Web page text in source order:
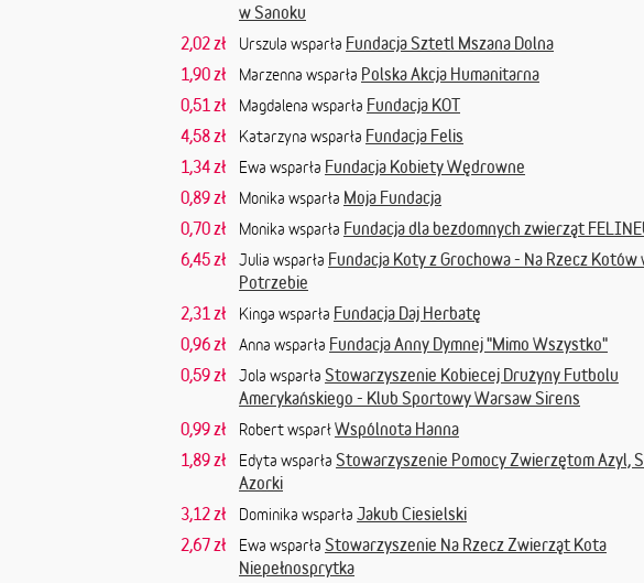
w Sanoku
2,02 zł
Urszula wsparła Fundacja Sztetl Mszana Dolna
1,90 zł
Marzenna wsparła Polska Akcja Humanitarna
0,51 zł
Magdalena wsparła Fundacja KOT
4,58 zł
Katarzyna wsparła Fundacja Felis
1,34 zł
Ewa wsparła Fundacja Kobiety Wędrowne
0,89 zł
Monika wsparła Moja Fundacja
0,70 zł
Monika wsparła Fundacja dla bezdomnych zwierząt
6,45 zł
Julia wsparła Fundacja Koty z Grochowa - Na Rzecz Kotów
Potrzebie
2,31 zł
Kinga wsparła Fundacja Daj Herbatę
0,96 zł
Anna wsparła Fundacja Anny Dymnej "Mimo Wszystko"
0,59 zł
Jola wsparła Stowarzyszenie Kobiecej Drużyny Futbolu
Amerykańskiego - Klub Sportowy Warsaw Sirens
0,99 zł
Robert wsparłWspólnota Hanna
1,89 zł
Edyta wsparła Stowarzyszenie Pomocy Zwierzętom Azyl,
Azorki
3,12 zł
Dominika wsparła Jakub Ciesielski
2,67 zł
Ewa wsparła Stowarzyszenie Na Rzecz Zwierząt Kota
Niepełnosprytka